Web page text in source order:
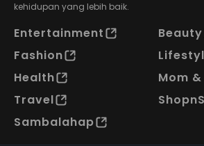
kehidupan yang lebih baik.
Entertainment
Beauty
Fashion
Health
Mom
Travel
Sambalahap